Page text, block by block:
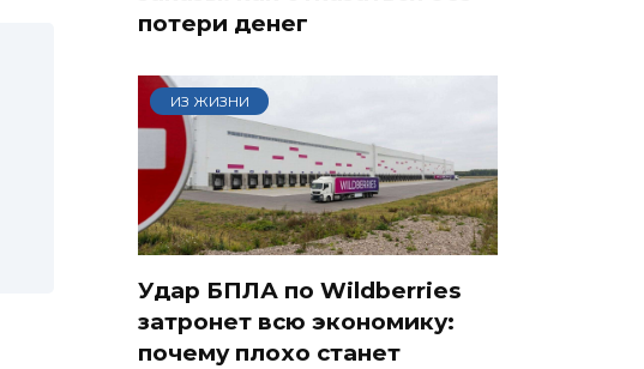
потери денег
ИЗ ЖИЗНИ
Удар БПЛА по Wildberries
затронет всю экономику:
почему плохо станет